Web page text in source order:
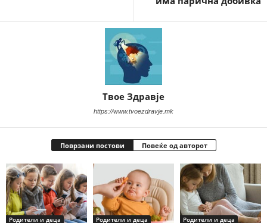
Твое Здравје
https://www.tvoezdravje.mk
Поврзани постови Повеќе од авторот
Родители и деца Родители и деца Родители и деца